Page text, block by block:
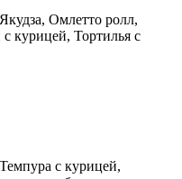
Омлетто ролл,
курицей, Тортилья с
с курицей,